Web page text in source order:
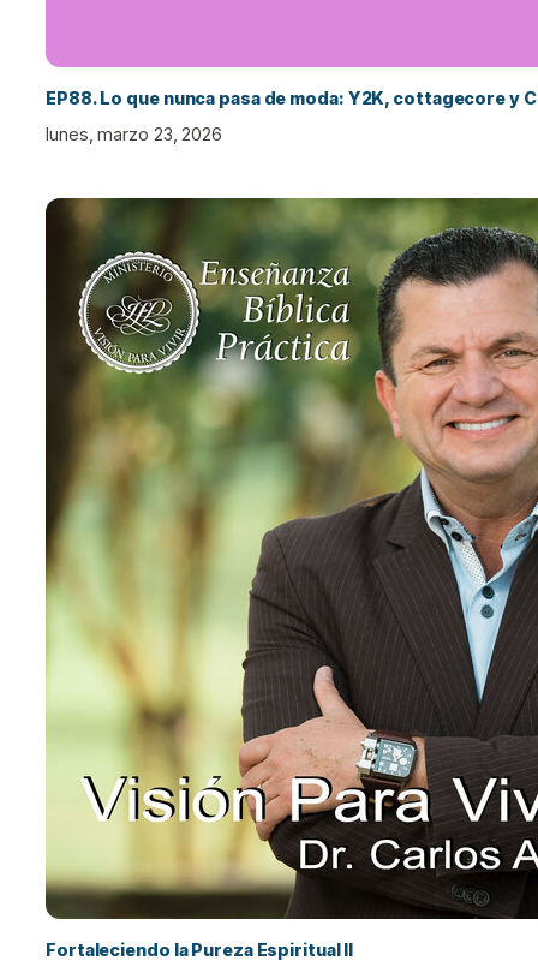
EP88. Lo que nunca pasa de moda: Y2K, cottagecore y
lunes, marzo 23, 2026
Fortaleciendo la Pureza Espiritual II